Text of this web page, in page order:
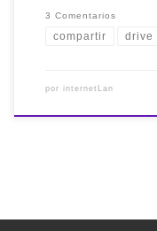
3 Comentarios
compartir drive
por internetLan